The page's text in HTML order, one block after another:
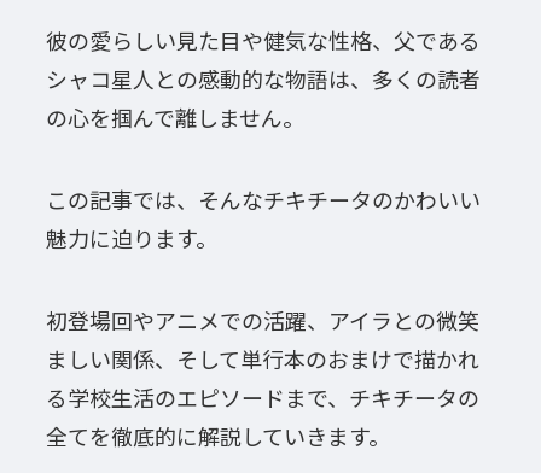
彼の愛らしい見た目や健気な性格、父である
シャコ星人との感動的な物語は、多くの読者
の心を掴んで離しません。
この記事では、そんなチキチータのかわいい
魅力に迫ります。
初登場回やアニメでの活躍、アイラとの微笑
ましい関係、そして単行本のおまけで描かれ
る学校生活のエピソードまで、チキチータの
全てを徹底的に解説していきます。